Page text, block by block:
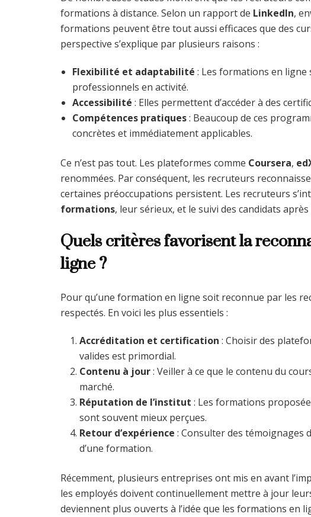
formations à distance. Selon un rapport de LinkedIn,
formations peuvent être tout aussi efficaces que des
perspective s’explique par plusieurs raisons :
Flexibilité et adaptabilité : Les formations en ligne
professionnels en activité.
Accessibilité : Elles permettent d’accéder à des
Compétences pratiques: Beaucoup de ces
concrètes et immédiatement applicables.
Ce n’est pas tout. Les plateformes comme Coursera,
renommées. Par conséquent, les recruteurs
certaines préoccupations persistent. Les recruteurs
formations, leur sérieux, et le suivi des candidats
Quels critères favorisent la
ligne ?
Pour qu’une formation en ligne soit reconnue par les
respectés. En voici les plus essentiels :
Accréditation et certification : Choisir des
valides est primordial.
Contenu à jour: Veiller à ce que le contenu du
marché.
Réputation de l’institut : Les formations
sont souvent mieux perçues.
Retour d’expérience : Consulter des témoignages
d’une formation.
Récemment, plusieurs entreprises ont mis en avant
les employés doivent continuellement mettre à jour
deviennent plus ouverts à l’idée que les formations en